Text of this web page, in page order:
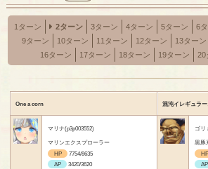
1ターン 2ターン 3ターン 4ターン 5ターン 6
9ターン
10ターン 11ターン 12ターン 13ターン
16ターン
17ターン 18ターン 19ターン 20
One a corn 混沌イレギュラー
マリナ(p3p003552)
マリンエクスプローラー
HP
7754/8635
AP
3420/3620
ゴリ
黒豚
HP
AP